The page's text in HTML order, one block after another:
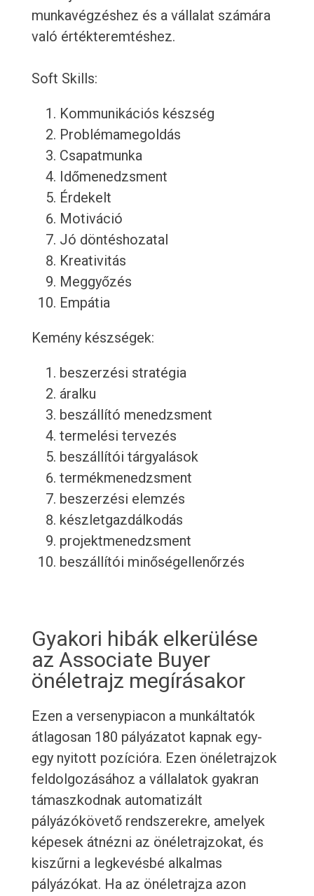
munkavégzéshez és a vállalat számára
való értékteremtéshez.
Soft Skills:
Kommunikációs készség
Problémamegoldás
Csapatmunka
Időmenedzsment
Érdekelt
Motiváció
Jó döntéshozatal
Kreativitás
Meggyőzés
Empátia
Kemény készségek:
beszerzési stratégia
áralku
beszállító menedzsment
termelési tervezés
beszállítói tárgyalások
termékmenedzsment
beszerzési elemzés
készletgazdálkodás
projektmenedzsment
beszállítói minőségellenőrzés
Gyakori hibák elkerülése
az Associate Buyer
önéletrajz megírásakor
Ezen a versenypiacon a munkáltatók
átlagosan 180 pályázatot kapnak egy-
egy nyitott pozícióra. Ezen önéletrajzok
feldolgozásához a vállalatok gyakran
támaszkodnak automatizált
pályázókövető rendszerekre, amelyek
képesek átnézni az önéletrajzokat, és
kiszűrni a legkevésbé alkalmas
pályázókat. Ha az önéletrajza azon